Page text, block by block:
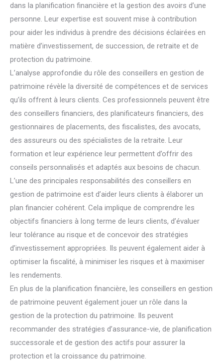
dans la planification financière et la gestion des avoirs d’une
personne. Leur expertise est souvent mise à contribution
pour aider les individus à prendre des décisions éclairées en
matière d’investissement, de succession, de retraite et de
protection du patrimoine.
L’analyse approfondie du rôle des conseillers en gestion de
patrimoine révèle la diversité de compétences et de services
qu’ils offrent à leurs clients. Ces professionnels peuvent être
des conseillers financiers, des planificateurs financiers, des
gestionnaires de placements, des fiscalistes, des avocats,
des assureurs ou des spécialistes de la retraite. Leur
formation et leur expérience leur permettent d’offrir des
conseils personnalisés et adaptés aux besoins de chacun.
L’une des principales responsabilités des conseillers en
gestion de patrimoine est d’aider leurs clients à élaborer un
plan financier cohérent. Cela implique de comprendre les
objectifs financiers à long terme de leurs clients, d’évaluer
leur tolérance au risque et de concevoir des stratégies
d’investissement appropriées. Ils peuvent également aider à
optimiser la fiscalité, à minimiser les risques et à maximiser
les rendements.
En plus de la planification financière, les conseillers en gestion
de patrimoine peuvent également jouer un rôle dans la
gestion de la protection du patrimoine. Ils peuvent
recommander des stratégies d’assurance-vie, de planification
successorale et de gestion des actifs pour assurer la
protection et la croissance du patrimoine.